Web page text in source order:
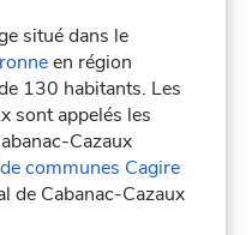
situé dans le
en région
130 habitants. Les
sont appelés les
Cazaux
communes Cagire
de Cabanac-Cazaux